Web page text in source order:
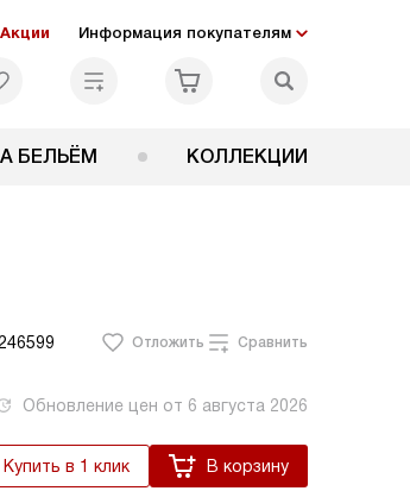
Акции Информация покупателям
БЕЛЬЁМ КОЛЛЕКЦИИ
Отложить Сравнить
Обновление цен от 6 августа 2026
Купить в 1 клик В корзину